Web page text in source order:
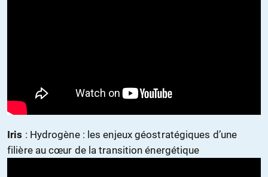
Iris : Hydrogène : les enjeux géostratégiques d’une
filière au cœur de la transition énergétique